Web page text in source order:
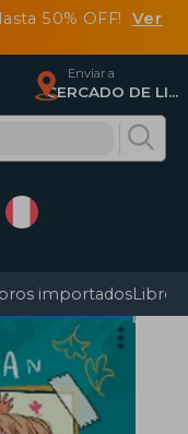
50% OFF! Ver
Enviar a
CERCADO DE LIMA, Lima
importadosLibros